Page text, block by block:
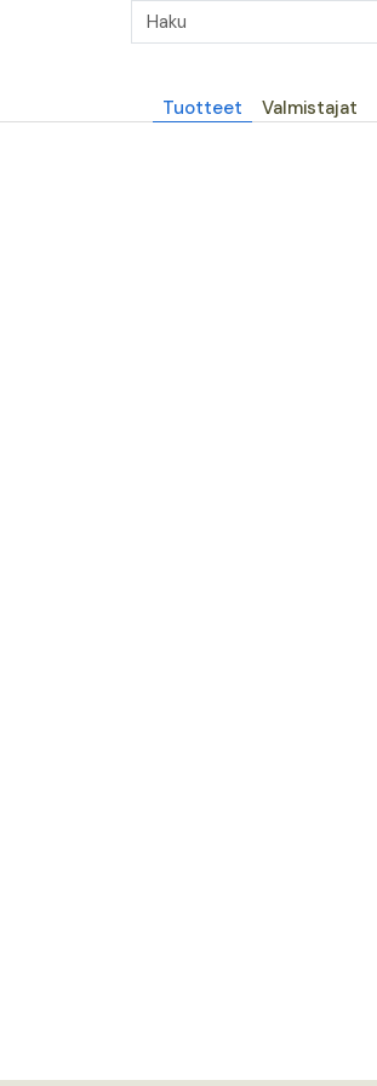
Päävalikko
Tuotteet Valmistajat